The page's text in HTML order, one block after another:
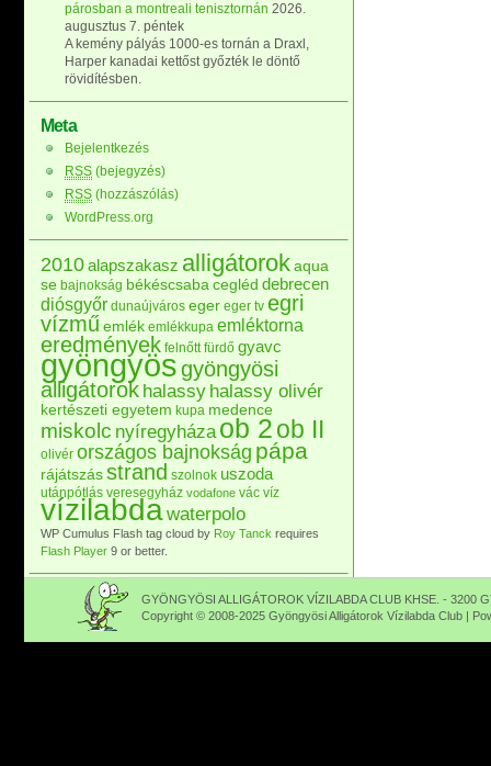
párosban a montreali tenisztornán 2026.
augusztus 7. péntek
A kemény pályás 1000-es tornán a Draxl,
Harper kanadai kettőst győzték le döntő
rövidítésben.
Meta
Bejelentkezés
RSS (bejegyzés)
RSS (hozzászólás)
WordPress.org
2010alapszakasz alligátorokaqua
se bajnokság békéscsaba cegléd debrecen
diósgyőr dunaújváros eger eger tv egri
vízműemlék emlékkupa emléktorna
eredmények felnőtt fürdő gyavc
gyöngyösgyöngyösi
alligátorok halassy halassy olivér
kertészeti egyetem kupa medence
miskolc nyíregyháza ob 2ob II
olivér országos bajnokság pápa
rájátszás strand szolnok uszoda
utánpótlás veresegyház vodafone vác víz
vízilabdawaterpolo
WP Cumulus Flash tag cloud by Roy Tanck requires
Flash Player 9 or better.
GYÖNGYÖSI ALLIGÁTOROK VÍZILABDA CLUB KHSE. - 3200
Copyright © 2008-2025 Gyöngyösi Alligátorok Vízilabda Club |